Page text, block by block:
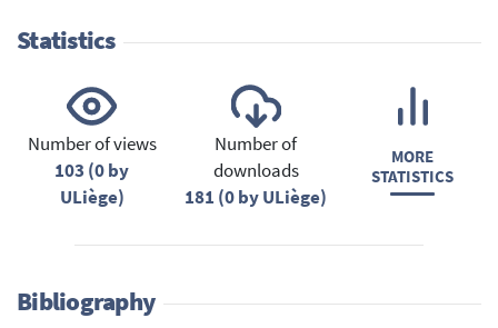
Statistics
Number of views
103 (0 by
ULiège)
Number of
downloads
181 (0 by ULiège)
MORE
STATISTICS
Bibliography